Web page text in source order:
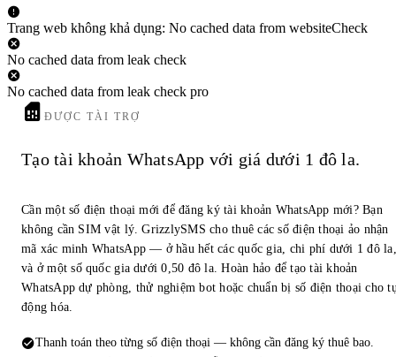
Trang web không khả dụng: No cached data from websiteCheck
No cached data from leak check
No cached data from leak check pro
ĐƯỢC TÀI TRỢ
Tạo tài khoản WhatsApp với giá dưới 1 đô la.
Cần một số điện thoại mới để đăng ký tài khoản WhatsApp mới? Bạn
không cần SIM vật lý. GrizzlySMS cho thuê các số điện thoại ảo nhận
mã xác minh WhatsApp — ở hầu hết các quốc gia, chi phí dưới 1 đô la,
và ở một số quốc gia dưới 0,50 đô la. Hoàn hảo để tạo tài khoản
WhatsApp dự phòng, thử nghiệm bot hoặc chuẩn bị số điện thoại cho
động hóa.
Thanh toán theo từng số điện thoại — không cần đăng ký thuê bao.